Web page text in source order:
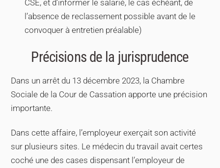
CSE, et d’informer le salarié, le cas échéant, de
l’absence de reclassement possible avant de le
convoquer à entretien préalable)
Précisions de la jurisprudence
Dans un arrêt du 13 décembre 2023, la Chambre
Sociale de la Cour de Cassation apporte une précision
importante.
Dans cette affaire, l’employeur exerçait son activité
sur plusieurs sites. Le médecin du travail avait certes
coché une des cases dispensant l’employeur de